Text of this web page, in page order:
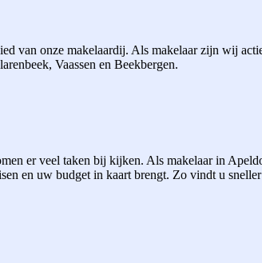
van onze makelaardij. Als makelaar zijn wij
Vaassen en Beekbergen.
er veel taken bij kijken. Als makelaar in
en uw budget in kaart brengt. Zo vindt u